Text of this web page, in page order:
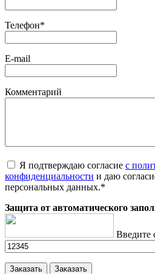
Телефон*
E-mail
Комментарий
Я подтверждаю согласие с
конфиденциальности и даю
персональных данных.*
Защита от автоматического
Введите